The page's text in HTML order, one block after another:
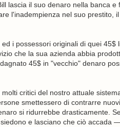
lascia il suo denaro nella banca e
l'inadempienza nel suo prestito,
i possessori originali di quei 45$
che la sua azienda abbia
45$ in "vecchio" denaro
critici del nostro attuale
smettessero di contrarre
si ridurrebbe drasticamente.
e lasciano che ciò accada